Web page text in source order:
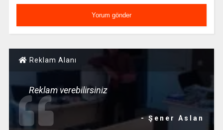
Reklam Alanı
Reklam verebilirsiniz
- Şener Aslan